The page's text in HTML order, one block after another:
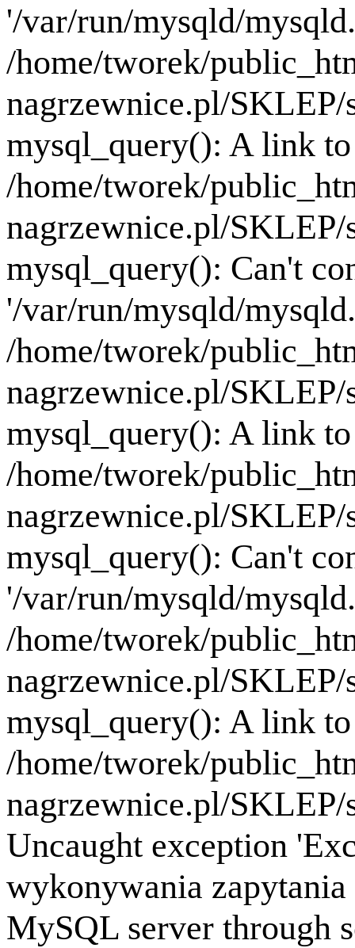
'/var/run/mysqld/
/home/tworek/
nagrzewnice.pl/
mysql_query(): A link
/home/tworek/
nagrzewnice.pl/
mysql_query(): Can't
'/var/run/mysqld/
/home/tworek/
nagrzewnice.pl/
mysql_query(): A link
/home/tworek/
nagrzewnice.pl/
mysql_query(): Can't
'/var/run/mysqld/
/home/tworek/
nagrzewnice.pl/
mysql_query(): A link
/home/tworek/
nagrzewnice.pl/
Uncaught exception
wykonywania zapytania
MySQL server through